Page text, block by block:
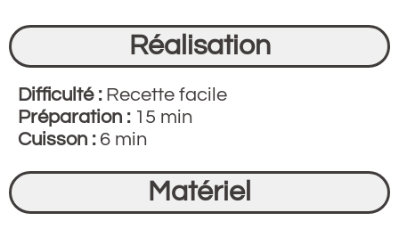
Réalisation
Difficulté :Recette facile
Préparation :15 min
Cuisson :6 min
Matériel